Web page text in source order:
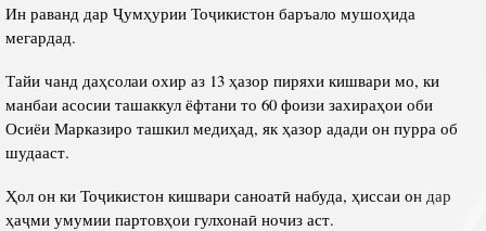
Ин раванд дар Ҷумҳурии Тоҷикистон баръало мушоҳида
мегардад.
Тайи чанд даҳсолаи охир аз 13 ҳазор пиряхи кишвари мо, ки
манбаи асосии ташаккул ёфтани то 60 фоизи захираҳои оби
Осиёи Марказиро ташкил медиҳад, як ҳазор адади он пурра об
шудааст.
Ҳол он ки Тоҷикистон кишвари саноатӣ набуда, ҳиссаи он дар
ҳаҷми умумии партовҳои гулхонаӣ ночиз аст.